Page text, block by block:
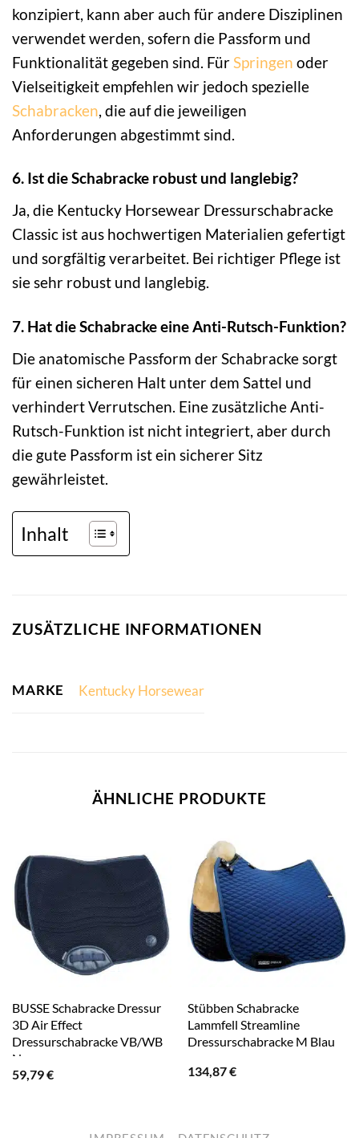
konzipiert, kann aber auch für andere Disziplinen
verwendet werden, sofern die Passform und
Funktionalität gegeben sind. Für Springen oder
Vielseitigkeit empfehlen wir jedoch spezielle
Schabracken , die auf die jeweiligen
Anforderungen abgestimmt sind.
6. Ist die Schabracke robust und langlebig?
Ja, die Kentucky Horsewear Dressurschabracke
Classic ist aus hochwertigen Materialien gefertigt
und sorgfältig verarbeitet. Bei richtiger Pflege ist
sie sehr robust und langlebig.
7. Hat die Schabracke eine Anti-Rutsch-Funktion?
Die anatomische Passform der Schabracke sorgt
für einen sicheren Halt unter dem Sattel und
verhindert Verrutschen. Eine zusätzliche Anti-
Rutsch-Funktion ist nicht integriert, aber durch
die gute Passform ist ein sicherer Sitz
gewährleistet.
Inhalt
ZUSÄTZLICHE INFORMATIONEN
MARKE Kentucky Horsewear
ÄHNLICHE PRODUKTE
BUSSE Schabracke Dressur
3D Air Effect
Dressurschabracke VB/WB
Navy
59,79€
Stübben Schabracke
Lammfell Streamline
Dressurschabracke M Blau
134,87€